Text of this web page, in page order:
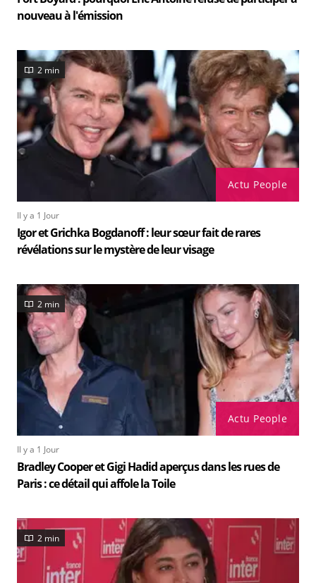
nouveau à l'émission
Actu People
2 min
Il y a 1 Jour
Igor et Grichka Bogdanoff : leur sœur fait de rares
révélations sur le mystère de leur visage
Actu People
2 min
Il y a 1 Jour
Bradley Cooper et Gigi Hadid aperçus dans les rues de
Paris : ce détail qui affole la Toile
2 min